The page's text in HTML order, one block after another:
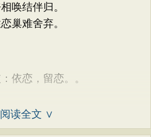
唤结伴归。
巢难舍弃。
依恋，留恋。。
阅读全文 ∨